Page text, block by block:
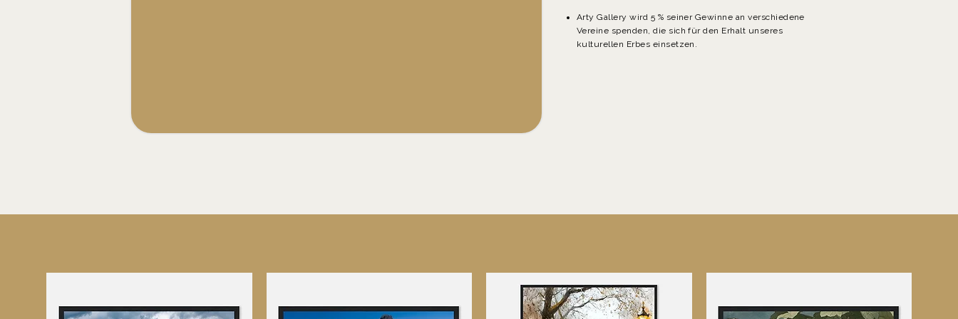
Aufruhr. Ihre Worte werden nicht gesungen; sie werden
ausgespuckt, ihrer Brust entrissen wie Geständnisse unter der Folter.
Draußen hört die Stadt zu, gleichgültig oder mitschuldig. Die
den Knien sehen? Schaut genauer hin: Wir tanzen auf euren Gräbern!»
großgezogen. Andere behaupten, sie sei ein Geist, der Geist eines
Arbeiters, der im Streik starb, zurückgekehrt, um die Nächte der
Mächtigen zu heimsuchen. Es spielt keine Rolle. Was zählt, ist hier.
Arty Gallery wird 5 % seiner Gewinne an verschiedene
Vereine spenden, die sich für den Erhalt unseres
kulturellen Erbes einsetzen.